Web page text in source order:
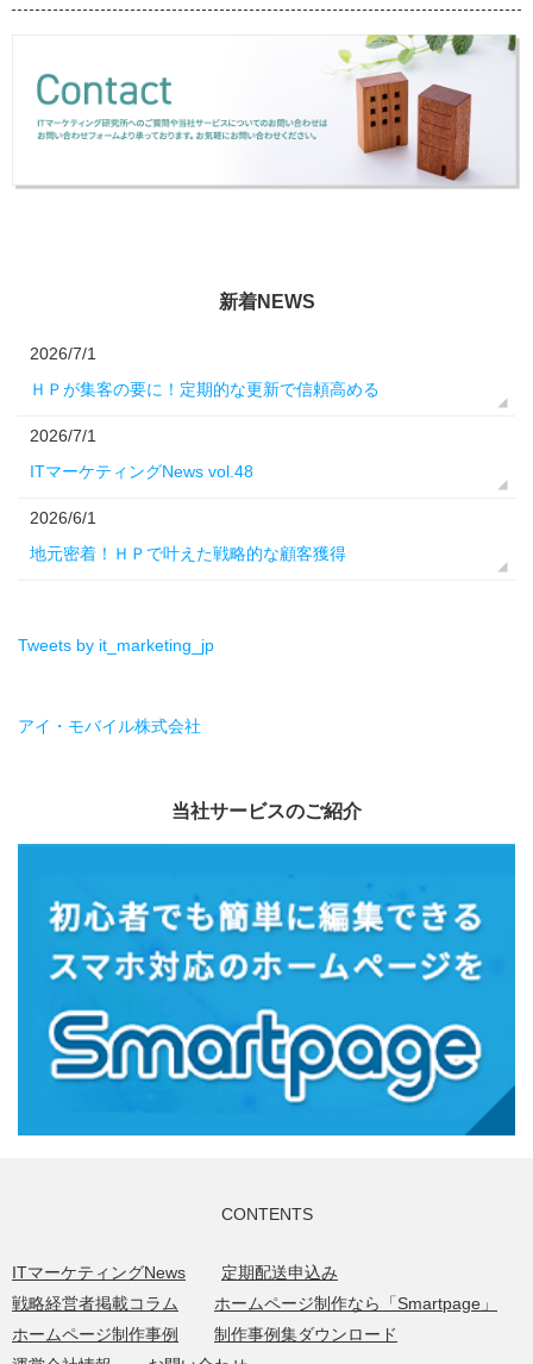
新着NEWS
2026/7/1
ＨＰが集客の要に！定期的な更新で信頼高める
2026/7/1
ITマーケティングNews vol.48
2026/6/1
地元密着！ＨＰで叶えた戦略的な顧客獲得
Tweets by it_marketing_jp
アイ・モバイル株式会社
当社サービスのご紹介
CONTENTS
ITマーケティングNews
定期配送申込み
戦略経営者掲載コラム
ホームページ制作なら「Smartpage」
ホームページ制作事例
制作事例集ダウンロード